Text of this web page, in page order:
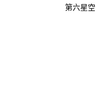
第六星空